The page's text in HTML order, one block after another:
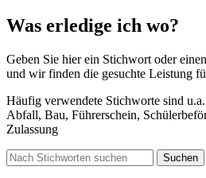
Was erledige ich wo?
Geben Sie hier ein Stichwort oder
und wir finden die gesuchte Leistung
Häufig verwendete Stichworte sind u.a.
Abfall, Bau, Führerschein,
Zulassung
Suchen